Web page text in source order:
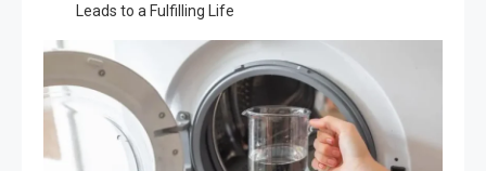
Leads to a Fulfilling Life